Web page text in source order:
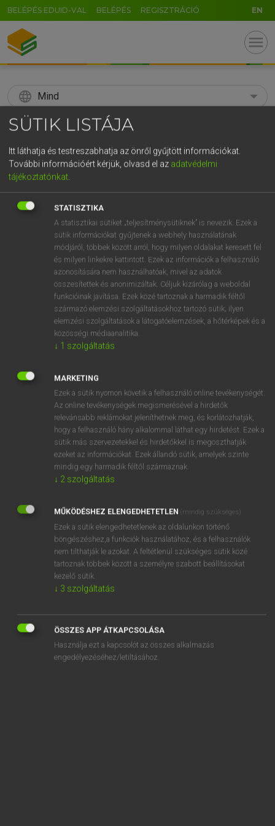
BELÉPÉS EDUID-VAL BELÉPÉS REGISZTRÁCIÓ EN
menu
language Mind
search
KERESÉS
Díjmentes angol szótár
source language fn forrásnyelv
⚲ source languagekeresése szótárainkban
DÍJMENTES ANGOL SZÓTÁR
source code
source-criticism
source directory
source language
sour cream
sourdough
SZOTAR.NET APPLIKÁCIÓ
ONLINE NYELVVIZSGA
SÜTIK LISTÁJA
Itt láthatja és testreszabhatja az önről gyűjtött információkat.
További információért kérjük, olvasd el az adatvédelmi
tájékoztatónkat
STATISZTIKA
A statisztikai sütiket „teljesítménysütiknek” is nevezik. Ezek a
sütik információkat gyűjtenek a webhely használatának
módjáról, többek között arról, hogy milyen oldalakat keresett fel
és milyen linkekre kattintott. Ezek az információk a felhasználó
azonosítására nem használhatóak, mivel az adatok
összesítettek és anonimizáltak. Céljuk kizárólag a weboldal
funkcióinak javítása. Ezek közé tartoznak a harmadik féltől
származó elemzési szolgáltatásokhoz tartozó sütik; ilyen
elemzési szolgáltatások a látogatóelemzések, a hőtérképek és a
közösségi médiaanalitika.
↓ 1 szolgáltatás
MARKETING
Ezek a sütik nyomon követik a felhasználó online tevékenységét.
Az online tevékenységek megismerésével a hirdetők
relevánsabb reklámokat jeleníthetnek meg, és korlátozhatják,
hogy a felhasználó hány alkalommal láthat egy hirdetést. Ezek a
sütik más szervezetekkel és hirdetőkkel is megoszthatják
ezeket az információkat. Ezek állandó sütik, amelyek szinte
mindig egy harmadik féltől származnak.
↓ 2 szolgáltatás
MŰKÖDÉSHEZ ELENGEDHETETLEN (mindig szükséges)
Ezek a sütik elengedhetetlenek az oldalunkon történő
böngészéshez,a funkciók használatához, és a felhasználók
nem tilthatják le azokat. A feltétlenül szükséges sütik közé
tartoznak többek között a személyre szabott beállításokat
kezelő sütik.
↓ 3 szolgáltatás
ÖSSZES APP ÁTKAPCSOLÁSA
Használja ezt a kapcsolót az összes alkalmazás
engedélyezéséhez/letiltásához.
GR
5 6 7 8 9 ö ü ó
r t z u i o p ő ú
k l ű
n m , . AltGr